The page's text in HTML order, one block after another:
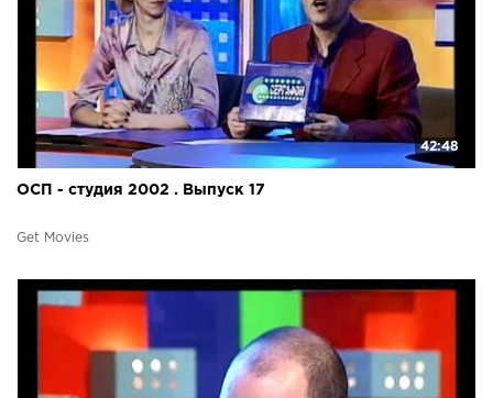
42:48
ОСП - студия 2002 . Выпуск 17
Get Movies